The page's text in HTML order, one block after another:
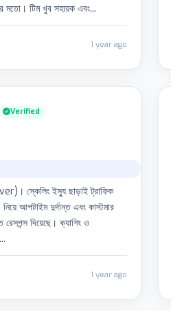
মতো। টিম খুব সহায়ক এবং...
1 year ago
Verified
স্কেলিং ইস্যু ছাড়াই ট্রাফিক
আপটাইম দুর্দান্ত এবং কাস্টমার
দিয়েছে। ক্যাশিং ও
1 year ago